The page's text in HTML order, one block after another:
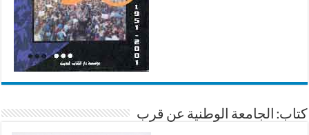
كتاب: الجامعة الوطنية عن قرب